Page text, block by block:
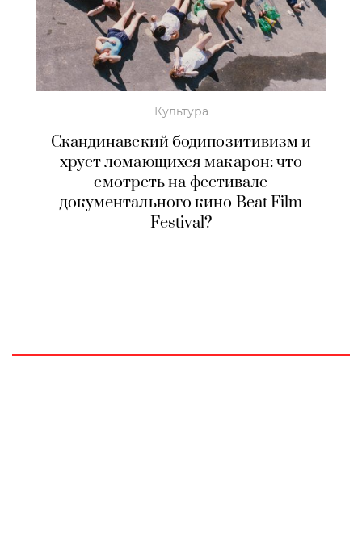
Культура
Скандинавский бодипозитивизм и
хруст ломающихся макарон: что
смотреть на фестивале
документального кино Beat Film
Festival?